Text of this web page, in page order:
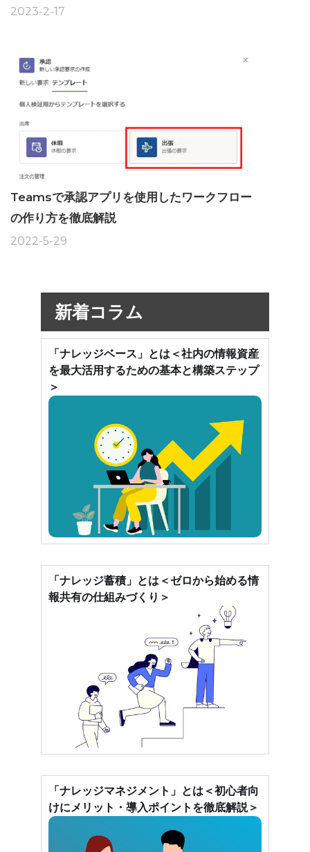
2023-2-17
Teamsで承認アプリを使用したワークフロー
の作り方を徹底解説
2022-5-29
新着コラム
「ナレッジベース」とは＜社内の情報資産
を最大活用するための基本と構築ステップ
＞
「ナレッジ蓄積」とは＜ゼロから始める情
報共有の仕組みづくり＞
「ナレッジマネジメント」とは＜初心者向
けにメリット・導入ポイントを徹底解説＞